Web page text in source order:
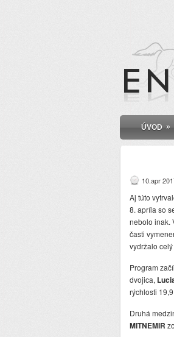
ÚVOD »
10.apr
Aj túto
8. apríla so
nebolo inak.
časti
vydržalo
Program
dvojica,
rýchlosti
Druhá
MITNEMIR